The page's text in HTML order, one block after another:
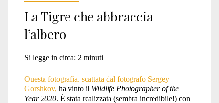
<span>tigre
siberiana</span>
La Tigre che abbraccia
l’albero
Si legge in circa: 2 minuti
Questa fotografia, scattata dal fotografo Sergey
Gorshkov, ha vinto il Wildlife Photographer of the
Year 2020. È stata realizzata (sembra incredibile!) con